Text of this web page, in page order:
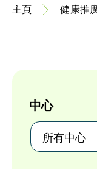
主頁 健康推
中心
所有中心